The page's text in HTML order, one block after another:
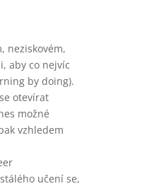
neziskovém,
aby co nejvíc
by doing).
otevírat
možné
vzhledem
učení se,